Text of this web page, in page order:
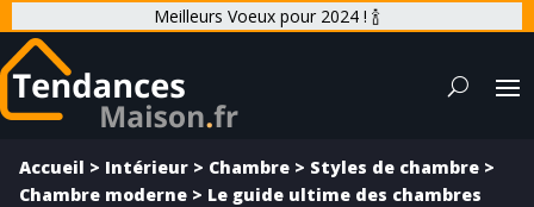
Meilleurs Voeux pour 2024 ! 🍾
Accueil > Intérieur > Chambre > Styles de chambre >
Chambre moderne > Le guide ultime des chambres